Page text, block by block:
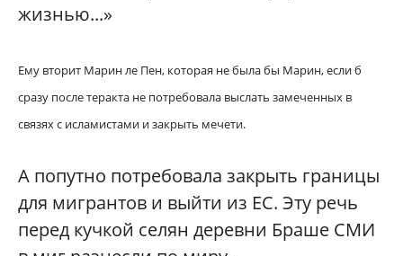
жизнью...»
Ему вторит Марин ле Пен, которая не была бы Марин, если б
сразу после теракта не потребовала выслать замеченных в
связях с исламистами и закрыть мечети.
А попутно потребовала закрыть границы
для мигрантов и выйти из ЕС. Эту речь
перед кучкой селян деревни Браше СМИ